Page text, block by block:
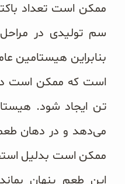
ممکن است تعداد
سم تولیدی در مراحل
بنابراین هیستامین
است که ممکن است
تن ایجاد شود.
می‌‌دهد و در دهان
ممکن است بدلیل
این طعم پنهان